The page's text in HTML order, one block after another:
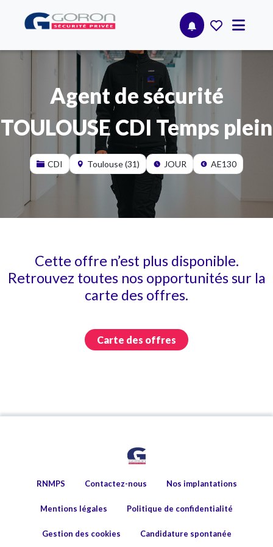
Agent de sécurité
TOULOUSE CDI Temps plein
CDI Toulouse (31) JOUR AE130
Cette offre n’est plus disponible.
Retrouvez toutes nos opportunités sur la
carte des offres.
Carte des offres
RNMPS Contactez-nous Nos implantations
Mentions légales Politique de confidentialité
Gestion des cookies Candidature spontanée